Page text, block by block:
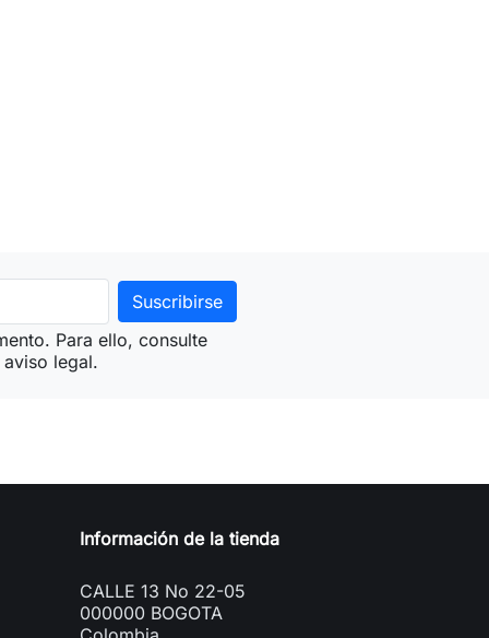
Para ello, consulte
legal.
Información de la tienda
CALLE 13 No 22-05
000000 BOGOTA